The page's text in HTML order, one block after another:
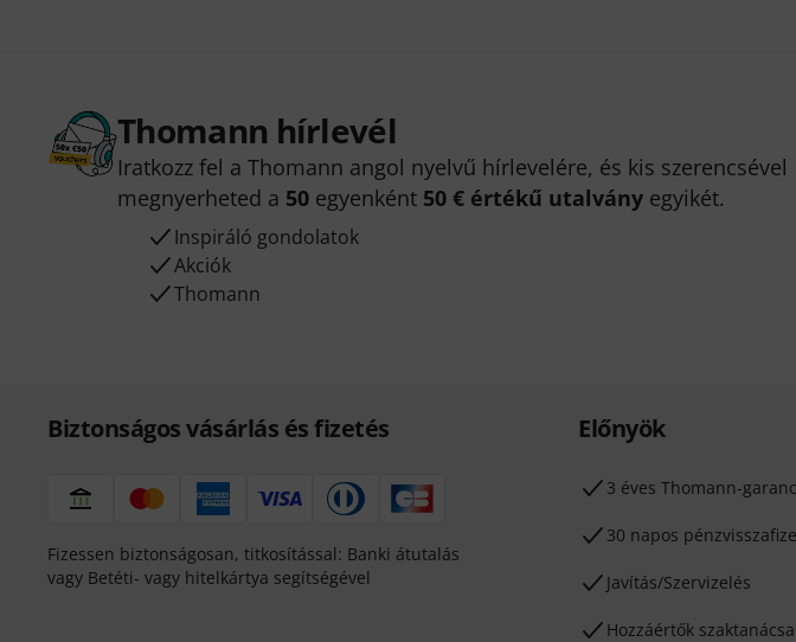
Thomann hírlevél
Iratkozz fel a Thomann angol nyelvű hírlevelére, és kis szerencsével
megnyerheted a 50 egyenként 50 € értékű utalvány egyikét.
Inspiráló gondolatok
Akciók
Thomann
Biztonságos vásárlás és fizetés
Fizessen biztonságosan, titkosítással: Banki átutalás
vagy Betéti- vagy hitelkártya segítségével
Előnyök
3 éves Thomann-
30 napos
Javítás/Szervizelés
Hozzáértők